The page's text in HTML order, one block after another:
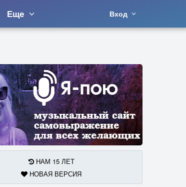
Еще Вход
НАМ 15 ЛЕТ
НОВАЯ ВЕРСИЯ